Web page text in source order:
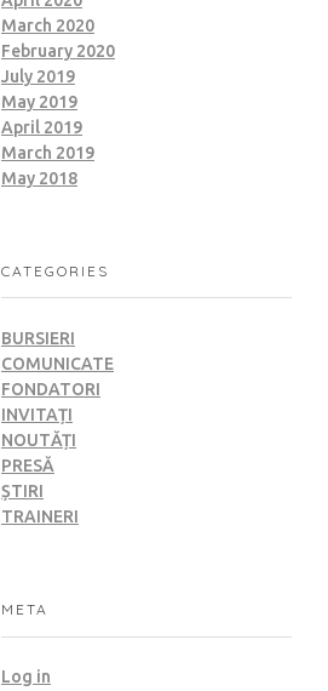
March 2020
February 2020
July 2019
May 2019
April 2019
March 2019
May 2018
CATEGORIES
BURSIERI
COMUNICATE
FONDATORI
INVITAȚI
NOUTĂȚI
PRESĂ
ȘTIRI
TRAINERI
META
Log in